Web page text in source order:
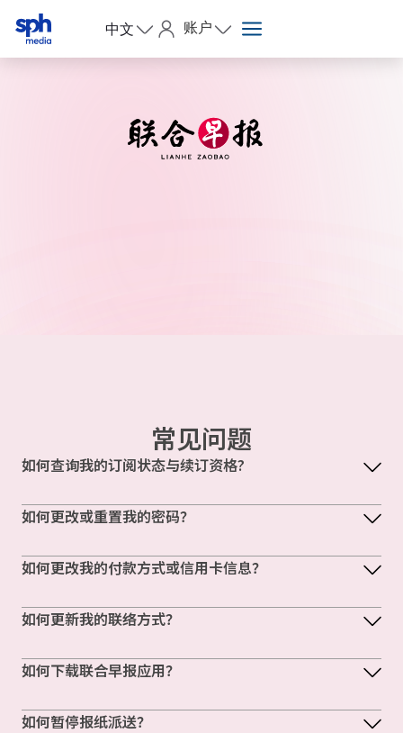
中文 账户
常见问题
如何查询我的订阅状态与续订资格?
如何更改或重置我的密码？
如何更改我的付款方式或信用卡信息？
如何更新我的联络方式？
如何下载联合早报应用？
如何暂停报纸派送？